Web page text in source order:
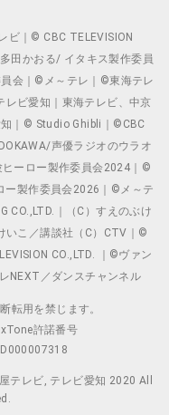
ビ｜© CBC TELEVISION
田かおる/ イタキス製作委員
会｜©メ～テレ｜©東海テレ
レビ愛知｜東海テレビ、中京
知｜© Studio Ghibli｜©CBC
声優ラジオのウラオ
ーロー製作委員会2024｜©
ー製作委員会2026｜©メ～テ
CO.,LTD.｜（C）すえのぶけ
いこ／講談社（C）CTV｜©
CO.,LTD. ｜©ヴァン
NEXT／ダンスチャンネル
転用を禁じます。
許諾番号
ID000007318
テレビ, テレビ愛知 2020 All